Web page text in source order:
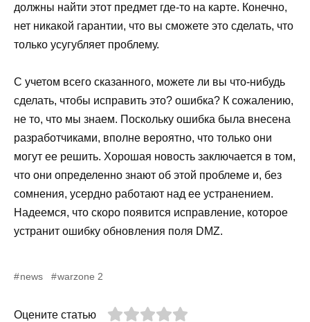
должны найти этот предмет где-то на карте. Конечно,
нет никакой гарантии, что вы сможете это сделать, что
только усугубляет проблему.
С учетом всего сказанного, можете ли вы что-нибудь
сделать, чтобы исправить это? ошибка? К сожалению,
не то, что мы знаем. Поскольку ошибка была внесена
разработчиками, вполне вероятно, что только они
могут ее решить. Хорошая новость заключается в том,
что они определенно знают об этой проблеме и, без
сомнения, усердно работают над ее устранением.
Надеемся, что скоро появится исправление, которое
устранит ошибку обновления поля DMZ.
news warzone 2
Оцените статью